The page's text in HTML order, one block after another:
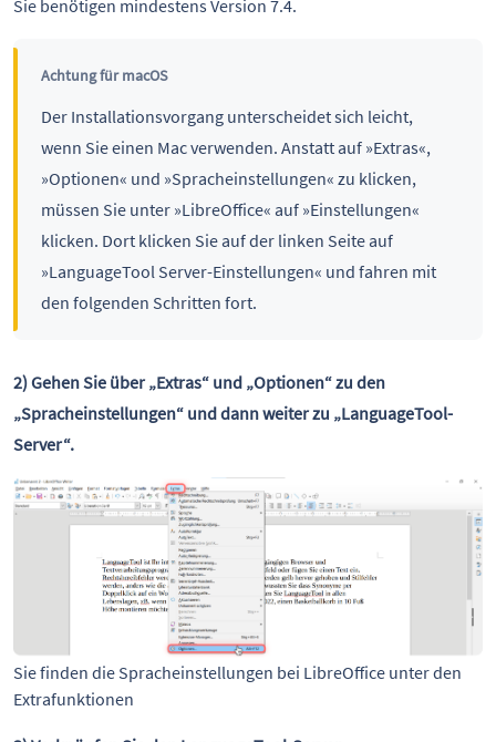
Sie benötigen mindestens Version 7.4.
Achtung für macOS
Der Installationsvorgang unterscheidet sich leicht,
wenn Sie einen Mac verwenden. Anstatt auf »Extras«,
»Optionen« und »Spracheinstellungen« zu klicken,
müssen Sie unter »LibreOffice« auf »Einstellungen«
klicken. Dort klicken Sie auf der linken Seite auf
»LanguageTool Server-Einstellungen« und fahren mit
den folgenden Schritten fort.
2) Gehen Sie über „Extras“ und „Optionen“ zu den
„Spracheinstellungen“ und dann weiter zu „LanguageTool-
Server“.
Sie finden die Spracheinstellungen bei LibreOffice unter den
Extrafunktionen